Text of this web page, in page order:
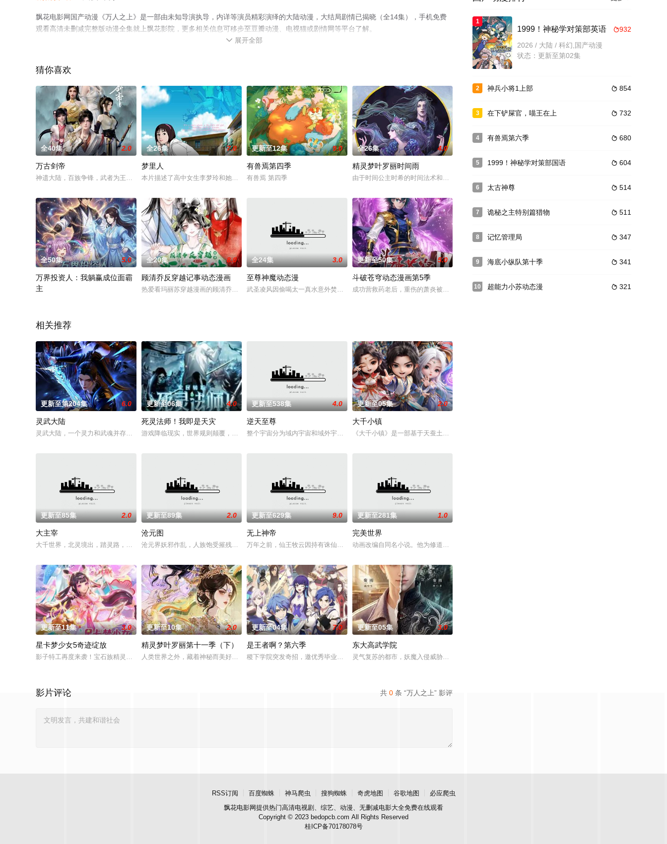
飘花电影网国产动漫《万人之上》是一部由未知导演执导，内详等演员精彩演绎的大陆动漫，大结局剧情已揭晓（全14集），手机免费
观看高清未删减完整版动漫全集就上飘花影院，更多相关信息可移步至豆瓣动漫、电视猫或剧情网等平台了解。
 展开全部
猜你喜欢
全40集 2.0
万古剑帝
神遗大陆，百族争锋，武者为王。姜云曾是皇城天一武府武首，不想被夜天邪废掉武脉，天才变废人，不屈命运时，意
全26集 7.0
梦里人
本片描述了高中女生李梦玲和她的伙伴孙宇宙、郭友勇、文墨及一位美国少女牛仔在对梦想的追寻中不断成长的故事。
更新至12集 9.0
有兽焉第四季
有兽焉 第四季
全26集 4.0
精灵梦叶罗丽时间雨
由于时间公主时希的时间法术和御王黎灰的空间法术碰撞，带着叶罗丽仙境的仙子们一起进入了小朋友的内心
全50集 5.0
万界投资人：我躺赢成位面霸
主
全20集 8.0
顾清乔反穿越记事动态漫画
热爱看玛丽苏穿越漫画的顾清乔意外穿越古代，生活不便加上对家人的思念，顾清乔坚定了要回家的信念。幸运的小乔
全24集 3.0
至尊神魔动态漫
武圣凌风因偷喝太一真水意外焚死，重生于同名同姓少年身上，与孤苦无依的苦命女子凌清相依为命。他以圣山三千古
更新至50集 5.0
斗破苍穹动态漫画第5季
成功营救药老后，重伤的萧炎被带回星辰塔闭关，得益于三千焱炎火和星辰之力的修复，沉睡了一年的萧炎终
相关推荐
更新至第204集 6.0
灵武大陆
灵武大陆，一个灵力和武魂并存的世界，灵修一念动山河，武者徒手撕天地。星辰镇昔日天才辰天，十岁后武魂沉寂、
更新至06集 4.0
死灵法师！我即是天灾
游戏降临现实，世界规则颠覆，人类进入全民转职时代。 唯有成为转职者！升级变强！方能站上世界之巅！ 转职当
更新至538集 4.0
逆天至尊
整个宇宙分为域内宇宙和域外宇宙，两个宇宙彼此为敌，域外宇宙由天魔统治，域内宇宙分为神界，仙界，凡间。 在
更新至05集 2.0
大千小镇
《大千小镇》是一部基于天蚕土豆所著写的《大主宰》、《元尊》、《万相之王》这三部作品所做的衍生动画
更新至85集 2.0
大主宰
大千世界，北灵境出，踏灵路，伐罗天，剑斩诛邪永定乾坤，万道争锋吾为主率!天蚕土豆内容监制，爱奇艺全网独播
更新至89集 2.0
沧元图
沧元界妖邪作乱，人族饱受摧残，主角孟川自小立下为母复仇的誓言，以镜湖道院为起点，凭借坚毅无畏的心志与利落
更新至629集 9.0
无上神帝
万年之前，仙王牧云因持有诛仙图而遭人暗算，残魂沉睡万年之后，在天运大陆南云帝国有名的“废物牧云”身上觉醒
更新至281集 1.0
完美世界
动画改编自同名小说。他为修道而生，为应劫而至，他身化亿万血雨，洒落万古岁月，经历无数时空的熬炼，
更新至11集 3.0
星卡梦少女5奇迹绽放
影子特工再度来袭！宝石族精灵竟然成了关键所在！东方桃子与伙伴们一边为救治师父森木宇冲击仙蜜试炼赛冠军，一
更新至10集 2.0
精灵梦叶罗丽第十一季（下）
人类世界之外，藏着神秘而美好的叶罗丽仙境。这里的仙子因自然与人类世界的兴衰而生，也与万物命运相连。当人类
更新至04集 7.0
是王者啊？第六季
稷下学院突发奇招，邀优秀毕业生返校担任临时“代课老师”！周瑜、诸葛亮展开启“双师对决”，以曜为首的“星之
更新至05集 3.0
东大高武学院
灵气复苏的都市，妖魔入侵威胁来袭，天生废灵根的少年秦雨体内意外觉醒神力，被选中成为神秘至强功法万
共 0 条 “万人之上” 影评
影片评论
1
932
1999！神秘学对策部英语
2026 / 大陆 / 科幻,国产动漫
状态：更新至第02集
2  854
神兵小将1上部
3  732
在下铲屎官，喵王在上
4  680
有兽焉第六季
5  604
1999！神秘学对策部国语
6  514
太古神尊
7  511
诡秘之主特别篇猎物
8  347
记忆管理局
9  341
海底小纵队第十季
10  321
超能力小苏动态漫
RSS订阅 百度蜘蛛 神马爬虫 搜狗蜘蛛 奇虎地图 谷歌地图
必应爬虫
飘花电影网提供热门高清电视剧、综艺、动漫、无删减电影大全免费在线观看
Copyright © 2023 bedopcb.com All Rights Reserved
桂ICP备70178078号